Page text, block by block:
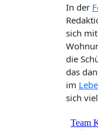
In der
sich
die
das
im
sich